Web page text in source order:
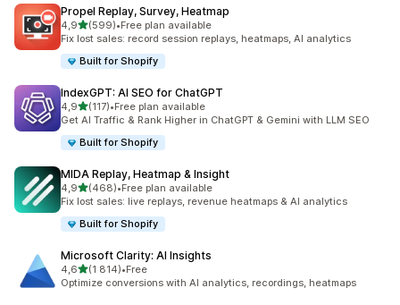
Propel Replay, Survey, Heatmap
4,9av 5 stjerner
(599)
Totalt 599 omtaler
•Free plan available
Fix lost sales: record session replays, heatmaps, AI analytics
Built for Shopify
IndexGPT: AI SEO for ChatGPT
4,9av 5 stjerner
(117)
Totalt 117 omtaler
•Free plan available
Get AI Traffic & Rank Higher in ChatGPT & Gemini with LLM SEO
Built for Shopify
MIDA Replay, Heatmap & Insight
4,9av 5 stjerner
(468)
Totalt 468 omtaler
•Free plan available
Fix lost sales: live replays, revenue heatmaps & AI analytics
Built for Shopify
Microsoft Clarity: AI Insights
4,6av 5 stjerner
(1 814)
Totalt 1814 omtaler
•Free
Optimize conversions with AI analytics, recordings, heatmaps